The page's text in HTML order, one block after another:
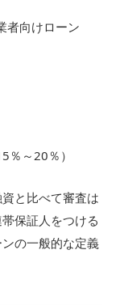
者向けローン
％～20％）
と比べて審査は
保証人をつける
の一般的な定義